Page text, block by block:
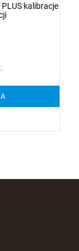
kalibracje